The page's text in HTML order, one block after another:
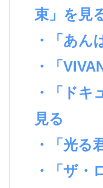
束」を見
・「あん
・「
・「ドキ
見る
・「光る
・「ザ・